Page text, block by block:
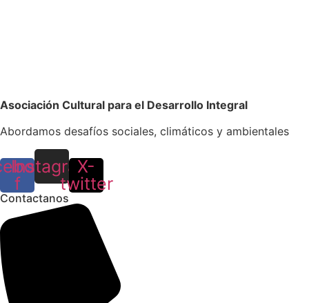
Asociación Cultural para el Desarrollo Integral
Abordamos desafíos sociales, climáticos y ambientales
f
Instagram
X-
twitter
Contactanos